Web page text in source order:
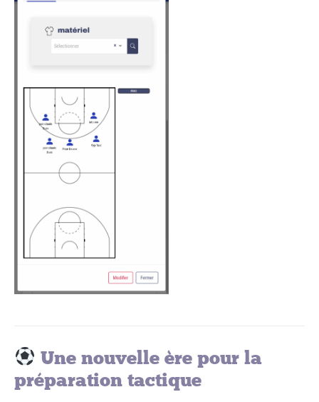
Une nouvelle ère pour la
préparation tactique